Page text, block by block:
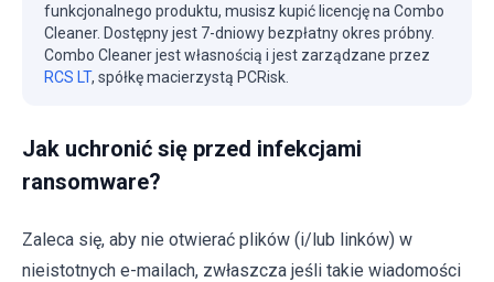
funkcjonalnego produktu, musisz kupić licencję na Combo
Cleaner. Dostępny jest 7-dniowy bezpłatny okres próbny.
Combo Cleaner jest własnością i jest zarządzane przez
RCS LT, spółkę macierzystą PCRisk.
Jak uchronić się przed infekcjami
ransomware?
Zaleca się, aby nie otwierać plików (i/lub linków) w
nieistotnych e-mailach, zwłaszcza jeśli takie wiadomości